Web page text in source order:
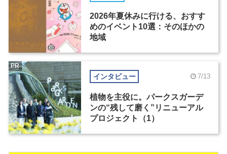
2026年夏休みに行ける、おすす
めのイベント10選：そのほかの
地域
インタビュー 7/13
植物を主役に。パークスガーデ
ンの“残して磨く”リニューアル
プロジェクト（1）
PR